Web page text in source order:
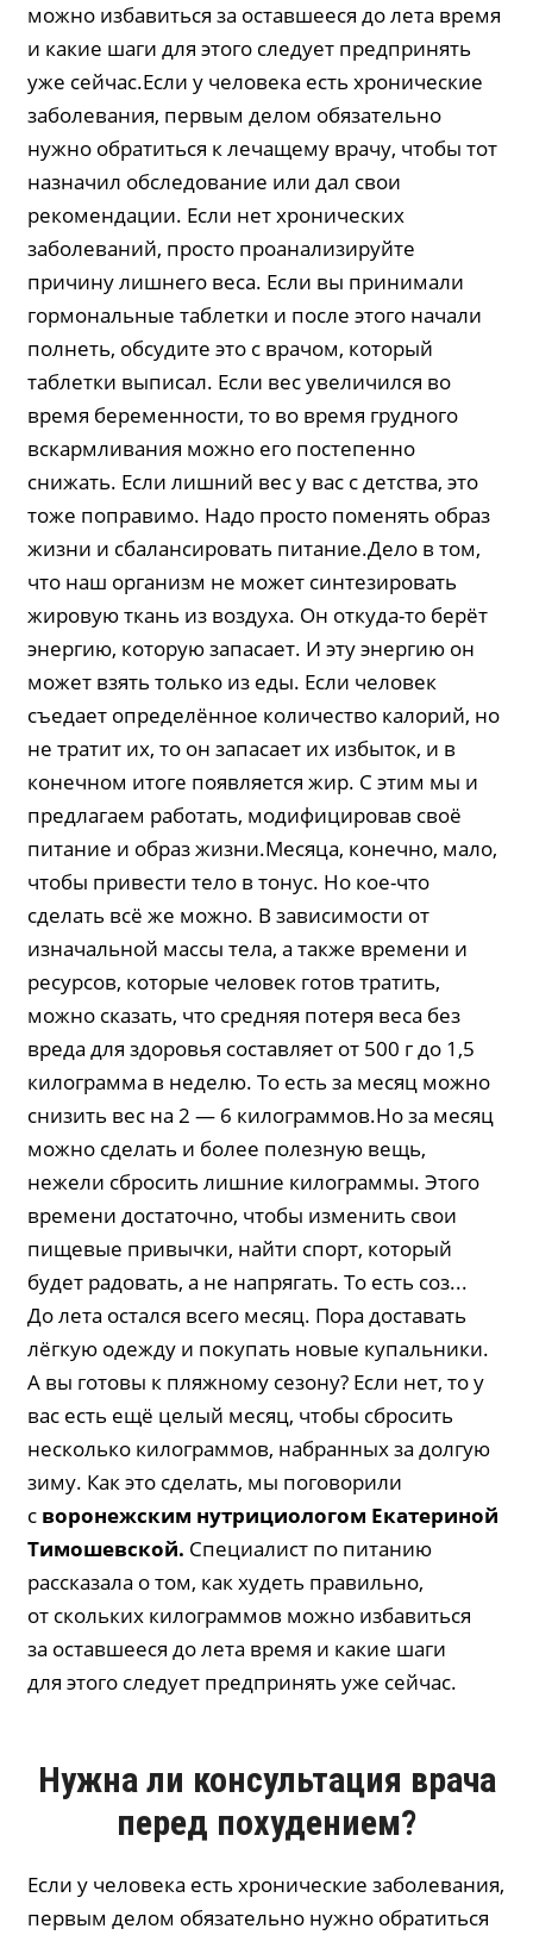
можно избавиться за оставшееся до лета время
и какие шаги для этого следует предпринять
уже сейчас.Если у человека есть хронические
заболевания, первым делом обязательно
нужно обратиться к лечащему врачу, чтобы тот
назначил обследование или дал свои
рекомендации. Если нет хронических
заболеваний, просто проанализируйте
причину лишнего веса. Если вы принимали
гормональные таблетки и после этого начали
полнеть, обсудите это с врачом, который
таблетки выписал. Если вес увеличился во
время беременности, то во время грудного
вскармливания можно его постепенно
снижать. Если лишний вес у вас с детства, это
тоже поправимо. Надо просто поменять образ
жизни и сбалансировать питание.Дело в том,
что наш организм не может синтезировать
жировую ткань из воздуха. Он откуда-то берёт
энергию, которую запасает. И эту энергию он
может взять только из еды. Если человек
съедает определённое количество калорий, но
не тратит их, то он запасает их избыток, и в
конечном итоге появляется жир. С этим мы и
предлагаем работать, модифицировав своё
питание и образ жизни.Месяца, конечно, мало,
чтобы привести тело в тонус. Но кое-что
сделать всё же можно. В зависимости от
изначальной массы тела, а также времени и
ресурсов, которые человек готов тратить,
можно сказать, что средняя потеря веса без
вреда для здоровья составляет от 500 г до 1,5
килограмма в неделю. То есть за месяц можно
снизить вес на 2 — 6 килограммов.Но за месяц
можно сделать и более полезную вещь,
нежели сбросить лишние килограммы. Этого
времени достаточно, чтобы изменить свои
пищевые привычки, найти спорт, который
будет радовать, а не напрягать. То есть соз...
До лета остался всего месяц. Пора доставать
лёгкую одежду и покупать новые купальники.
А вы готовы к пляжному сезону? Если нет, то у
вас есть ещё целый месяц, чтобы сбросить
несколько килограммов, набранных за долгую
зиму. Как это сделать, мы поговорили
с воронежским нутрициологом Екатериной
Тимошевской. Специалист по питанию
рассказала о том, как худеть правильно,
от скольких килограммов можно избавиться
за оставшееся до лета время и какие шаги
для этого следует предпринять уже сейчас.
Нужна ли консультация врача
перед похудением?
Если у человека есть хронические заболевания,
первым делом обязательно нужно обратиться